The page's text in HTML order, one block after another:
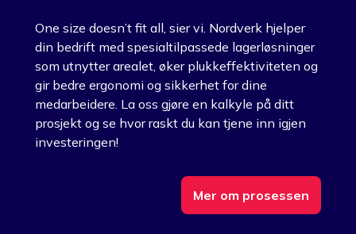
One size doesn’t fit all, sier vi. Nordverk hjelper
din bedrift med spesialtilpassede lagerløsninger
som utnytter arealet, øker plukkeffektiviteten og
gir bedre ergonomi og sikkerhet for dine
medarbeidere. La oss gjøre en kalkyle på ditt
prosjekt og se hvor raskt du kan tjene inn igjen
investeringen!
Mer om prosessen